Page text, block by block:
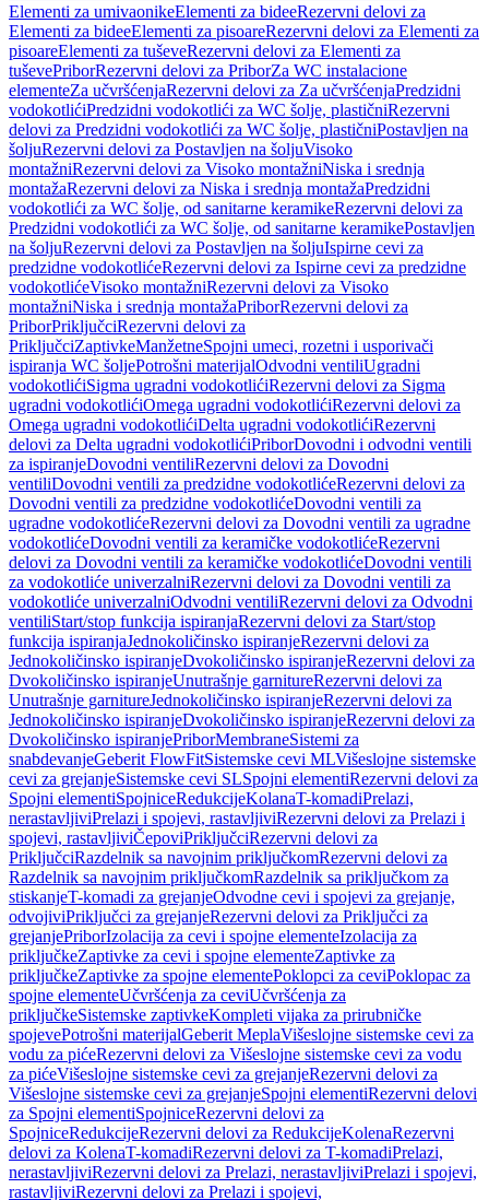
Elementi za umivaonikeElementi za bideeRezervni delovi za
Elementi za bideeElementi za pisoareRezervni delovi za Elementi za
pisoareElementi za tuševeRezervni delovi za Elementi za
tuševePriborRezervni delovi za PriborZa WC instalacione
elementeZa učvršćenjaRezervni delovi za Za učvršćenjaPredzidni
vodokotlićiPredzidni vodokotlići za WC šolje, plastičniRezervni
delovi za Predzidni vodokotlići za WC šolje, plastičniPostavljen na
šoljuRezervni delovi za Postavljen na šoljuVisoko
montažniRezervni delovi za Visoko montažniNiska i srednja
montažaRezervni delovi za Niska i srednja montažaPredzidni
vodokotlići za WC šolje, od sanitarne keramikeRezervni delovi za
Predzidni vodokotlići za WC šolje, od sanitarne keramikePostavljen
na šoljuRezervni delovi za Postavljen na šoljuIspirne cevi za
predzidne vodokotlićeRezervni delovi za Ispirne cevi za predzidne
vodokotlićeVisoko montažniRezervni delovi za Visoko
montažniNiska i srednja montažaPriborRezervni delovi za
PriborPriključciRezervni delovi za
PriključciZaptivkeManžetneSpojni umeci, rozetni i usporivači
ispiranja WC šoljePotrošni materijalOdvodni ventiliUgradni
vodokotlićiSigma ugradni vodokotlićiRezervni delovi za Sigma
ugradni vodokotlićiOmega ugradni vodokotlićiRezervni delovi za
Omega ugradni vodokotlićiDelta ugradni vodokotlićiRezervni
delovi za Delta ugradni vodokotlićiPriborDovodni i odvodni ventili
za ispiranjeDovodni ventiliRezervni delovi za Dovodni
ventiliDovodni ventili za predzidne vodokotlićeRezervni delovi za
Dovodni ventili za predzidne vodokotlićeDovodni ventili za
ugradne vodokotlićeRezervni delovi za Dovodni ventili za ugradne
vodokotlićeDovodni ventili za keramičke vodokotlićeRezervni
delovi za Dovodni ventili za keramičke vodokotlićeDovodni ventili
za vodokotliće univerzalniRezervni delovi za Dovodni ventili za
vodokotliće univerzalniOdvodni ventiliRezervni delovi za Odvodni
ventiliStart/stop funkcija ispiranjaRezervni delovi za Start/stop
funkcija ispiranjaJednokoličinsko ispiranjeRezervni delovi za
Jednokoličinsko ispiranjeDvokoličinsko ispiranjeRezervni delovi za
Dvokoličinsko ispiranjeUnutrašnje garnitureRezervni delovi za
Unutrašnje garnitureJednokoličinsko ispiranjeRezervni delovi za
Jednokoličinsko ispiranjeDvokoličinsko ispiranjeRezervni delovi za
Dvokoličinsko ispiranjePriborMembraneSistemi za
snabdevanjeGeberit FlowFitSistemske cevi MLVišeslojne sistemske
cevi za grejanjeSistemske cevi SLSpojni elementiRezervni delovi za
Spojni elementiSpojniceRedukcijeKolanaT-komadiPrelazi,
nerastavljiviPrelazi i spojevi, rastavljiviRezervni delovi za Prelazi i
spojevi, rastavljiviČepoviPriključciRezervni delovi za
PriključciRazdelnik sa navojnim priključkomRezervni delovi za
Razdelnik sa navojnim priključkomRazdelnik sa priključkom za
stiskanjeT-komadi za grejanjeOdvodne cevi i spojevi za grejanje,
odvojiviPriključci za grejanjeRezervni delovi za Priključci za
grejanjePriborIzolacija za cevi i spojne elementeIzolacija za
priključkeZaptivke za cevi i spojne elementeZaptivke za
priključkeZaptivke za spojne elementePoklopci za ceviPoklopac za
spojne elementeUčvršćenja za ceviUčvršćenja za
priključkeSistemske zaptivkeKompleti vijaka za prirubničke
spojevePotrošni materijalGeberit MeplaVišeslojne sistemske cevi za
vodu za pićeRezervni delovi za Višeslojne sistemske cevi za vodu
za pićeVišeslojne sistemske cevi za grejanjeRezervni delovi za
Višeslojne sistemske cevi za grejanjeSpojni elementiRezervni delovi
za Spojni elementiSpojniceRezervni delovi za
SpojniceRedukcijeRezervni delovi za RedukcijeKolenaRezervni
delovi za KolenaT-komadiRezervni delovi za T-komadiPrelazi,
nerastavljiviRezervni delovi za Prelazi, nerastavljiviPrelazi i spojevi,
rastavljiviRezervni delovi za Prelazi i spojevi,